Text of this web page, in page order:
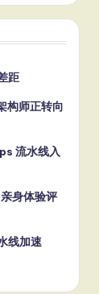
距
构师正转向
流水线入
身体验评
线加速